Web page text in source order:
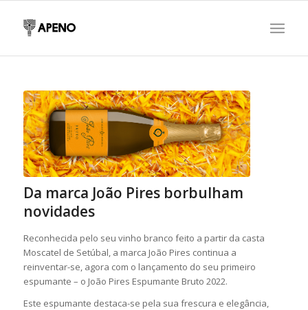
Da marca João Pires borbulham
novidades
Reconhecida pelo seu vinho branco feito a partir da casta
Moscatel de Setúbal, a marca João Pires continua a
reinventar-se, agora com o lançamento do seu primeiro
espumante – o João Pires Espumante Bruto 2022.
Este espumante destaca-se pela sua frescura e elegância,